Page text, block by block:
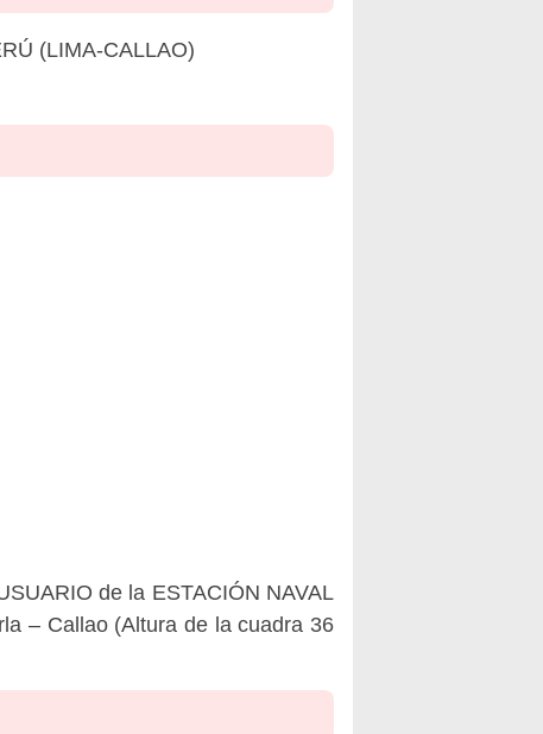
(LIMA-CALLAO)
de la ESTACIÓN NAVAL
– Callao (Altura de la cuadra 36